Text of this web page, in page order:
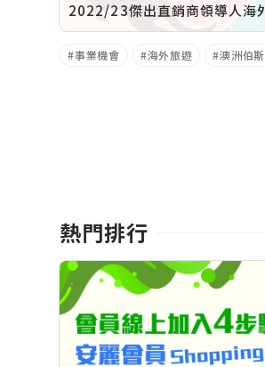
事業機會 海外旅遊 澳洲伯斯
熱門排行